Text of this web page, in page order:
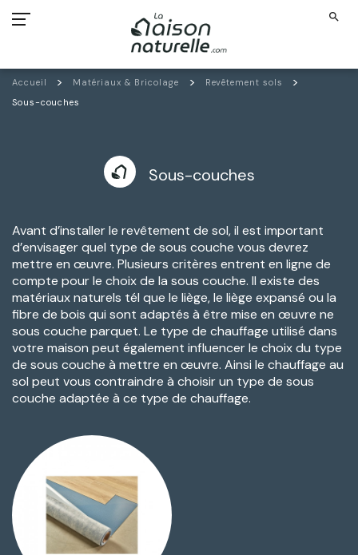
search
Accueil Matériaux & Bricolage
Revêtement sols
Sous-couches
Sous-couches
Avant d’installer le revêtement de sol, il est important
d’envisager quel type de sous couche vous devrez
mettre en œuvre. Plusieurs critères entrent en ligne de
compte pour le choix de la sous couche. Il existe des
matériaux naturels tél que le liège, le liège expansé ou la
fibre de bois qui sont adaptés à être mise en œuvre ne
sous couche parquet. Le type de chauffage utilisé dans
votre maison peut également influencer le choix du type
de sous couche à mettre en œuvre. Ainsi le chauffage au
sol peut vous contraindre à choisir un type de sous
couche adaptée à ce type de chauffage.